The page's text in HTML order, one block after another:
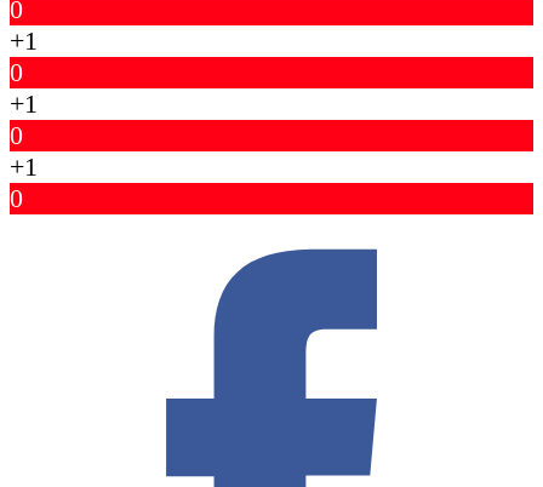
0
+1
0
+1
0
+1
0